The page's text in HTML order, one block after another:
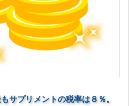
サプリメントの税率は８％。